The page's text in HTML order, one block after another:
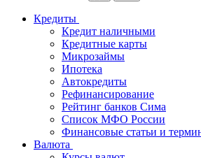
Кредиты
Кредит наличными
Кредитные карты
Микрозаймы
Ипотека
Автокредиты
Рефинансирование
Рейтинг банков Сима
Список МФО России
Финансовые статьи и
Валюта